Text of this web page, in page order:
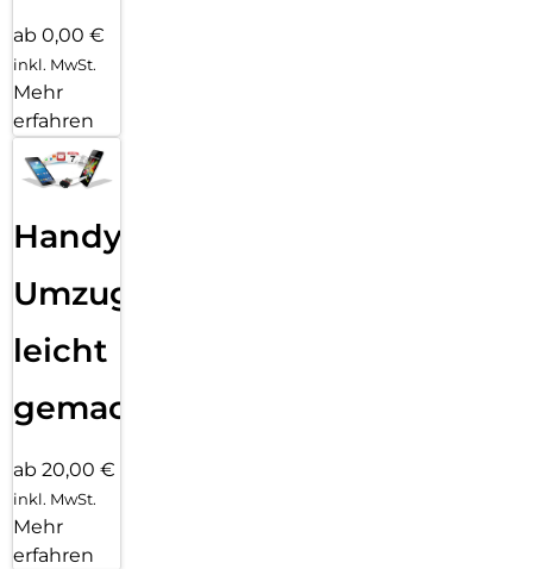
ab 0,00 €
inkl. MwSt.
Mehr
erfahren
Handy
Umzug
leicht
gemacht!
ab 20,00 €
inkl. MwSt.
Mehr
erfahren